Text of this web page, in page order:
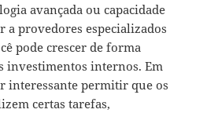
avançada ou capacidade
a provedores especializados
pode crescer de forma
investimentos internos. Em
interessante permitir que os
certas tarefas,